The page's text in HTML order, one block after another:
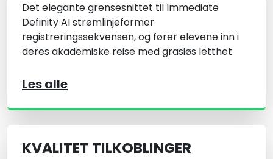
Det elegante grensesnittet til Immediate
Definity AI strømlinjeformer
registreringssekvensen, og fører elevene inn i
deres akademiske reise med grasiøs letthet.
Les alle
KVALITET TILKOBLINGER